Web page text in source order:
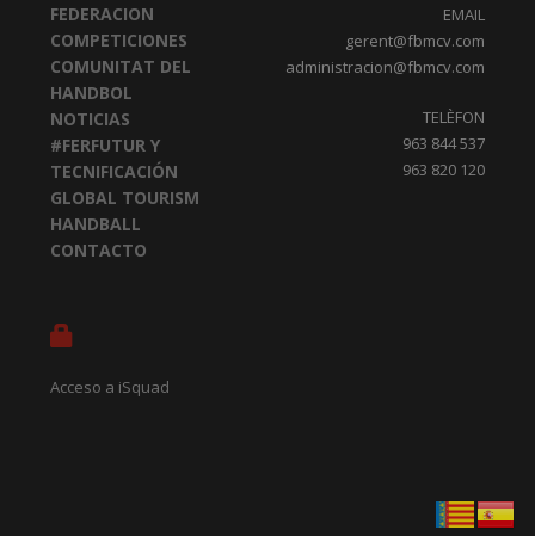
FEDERACION
COMPETICIONES
COMUNITAT DEL
HANDBOL
NOTICIAS
#FERFUTUR Y
TECNIFICACIÓN
GLOBAL TOURISM
HANDBALL
CONTACTO
Acceso a iSquad
EMAIL
gerent@fbmcv.com
administracion@fbmcv.com
TELÈFON
963 844 537
963 820 120